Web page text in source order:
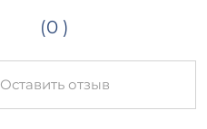
(0 )
Оставить отзыв